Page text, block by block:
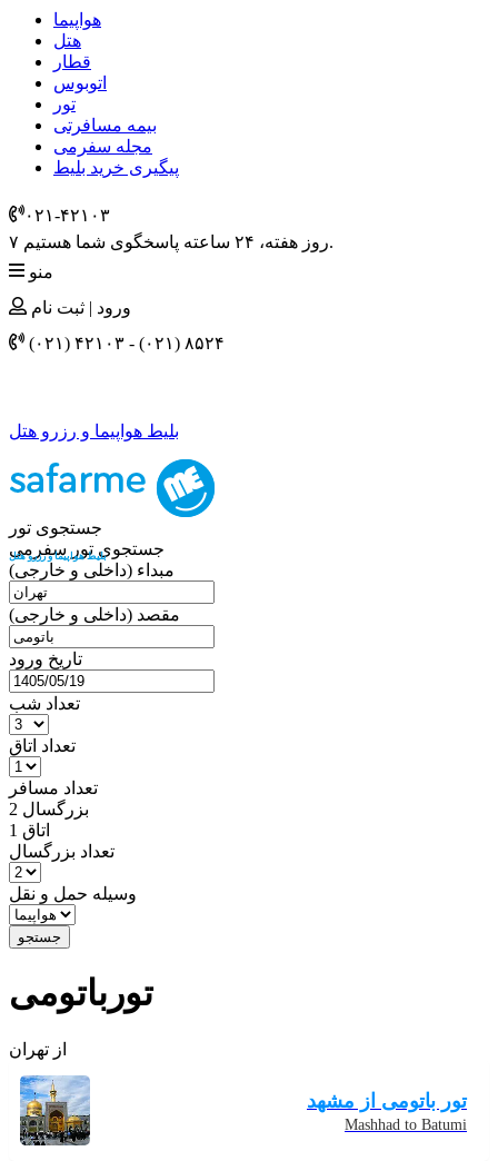
هواپیما
هتل
قطار
اتوبوس
تور
بیمه مسافرتی
مجله سفرمی
پیگیری خرید بلیط
۰۲۱-۴٢١٠٣
۷ روز هفته، ۲۴ ساعته پاسخگوی شما هستیم.
منو
ورود | ثبت نام
- (۰۲۱) ۸۵۲۴
بلیط هواپیما و رزرو هتل
بلیط هواپیما و رزرو هتل
جستجوی تور
جستجوی تور سفرمی
مبداء (داخلی و خارجی)
مقصد (داخلی و خارجی)
تاریخ ورود
تعداد شب
تعداد اتاق
تعداد مسافر
2 بزرگسال
اتاق 1
تعداد بزرگسال
وسیله حمل و نقل
جستجو
تورباتومی
از تهران
تور باتومی از مشهد
Mashhad to Batumi